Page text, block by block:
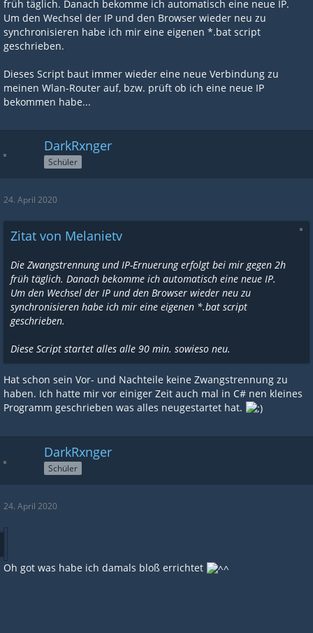
früh täglich. Danach bekomme ich automatisch eine neue IP.
Um den Wechsel der IP und den Browser wieder neu zu
synchronisieren habe ich mir eine eigenen *.bat script
geschrieben.
Dieses Script baut immer wieder eine neue Verbindung zu
meinen Wlan-Router auf, bzw. prüft ob ich eine neue IP
bekommen habe...
DarkRxnger
Schüler
24. April 2020
Zitat von Melanietv
Die Zwangstrennung und IP-Ernuerung erfolgt bei mir gegen 2h
früh täglich. Danach bekomme ich automatisch eine neue IP.
Um den Wechsel der IP und den Browser wieder neu zu
synchronisieren habe ich mir eine eigenen *.bat script
geschrieben.
Diese Script startet alles alle 90 min. sowieso neu.
Hat schon sein Vor- und Nachteile keine Zwangstrennung zu
haben. Ich hatte mir vor einiger Zeit auch mal in C# nen kleines
Programm geschrieben was alles neugestartet hat.
DarkRxnger
Schüler
24. April 2020
Oh got was habe ich damals bloß errichtet